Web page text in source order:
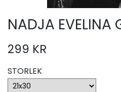
NADJA EVELINA
299 KR
STORLEK